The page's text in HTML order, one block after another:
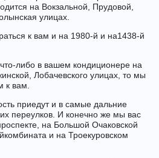
на Вокзальной, Прудовой,
улицах.
к вам и на 1980-й и на1438-й
либо в вашем кондиционере на
Лобачевского улицах, то мы
к вам.
приедут и в самые дальние
переулков. И конечно же мы вас
на Большой Очаковской
и на Троекуровском